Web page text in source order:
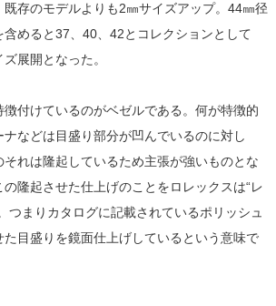
既存のモデルよりも2㎜サイズアップ。44㎜径
めると37、40、42とコレクションとして
展開となった。
付けているのがベゼルである。何が特徴的
などは目盛り部分が凹んでいるのに対し
れは隆起しているため主張が強いものとな
隆起させた仕上げのことをロレックスは“レ
つまりカタログに記載されているポリッシュ
た目盛りを鏡面仕上げしているという意味で